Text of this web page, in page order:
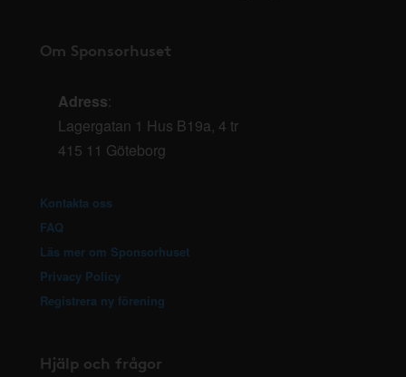
Om Sponsorhuset
Adress:
Lagergatan 1 Hus B19a, 4 tr
415 11 Göteborg
Kontakta oss
FAQ
Läs mer om Sponsorhuset
Privacy Policy
Registrera ny förening
Hjälp och frågor